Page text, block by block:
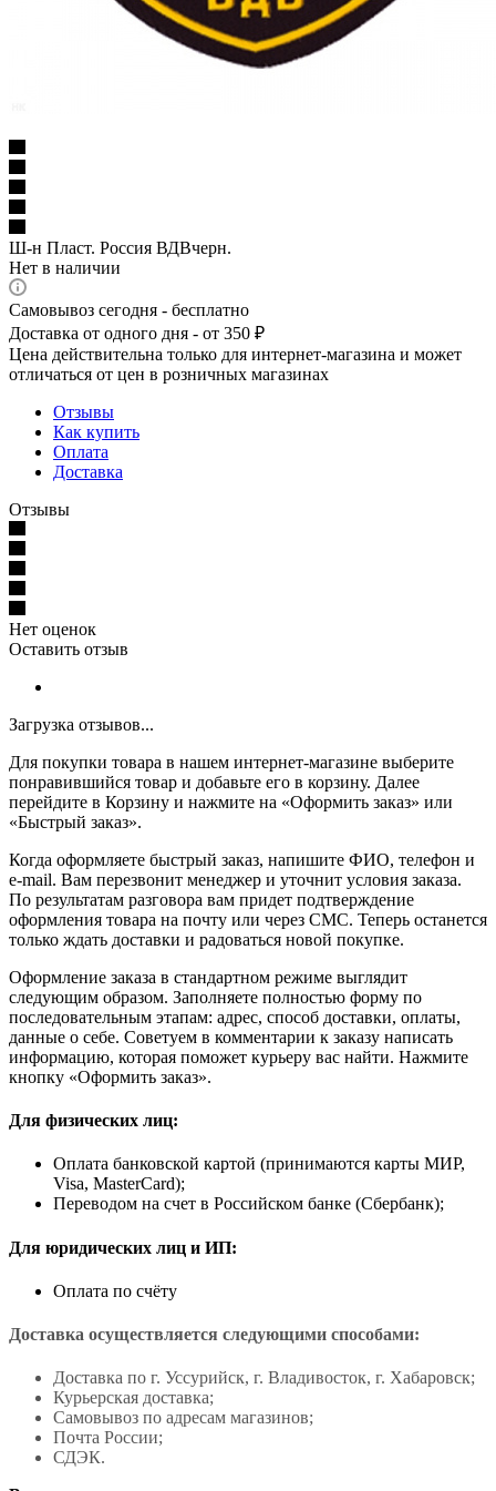
Ш-н Пласт. Россия ВДВчерн.
Нет в наличии
Самовывоз сегодня - бесплатно
Доставка от одного дня - от 350 ₽
Цена действительна только для интернет-магазина и может
отличаться от цен в розничных магазинах
Отзывы
Как купить
Оплата
Доставка
Отзывы
Нет оценок
Оставить отзыв
Загрузка отзывов...
Для покупки товара в нашем интернет-магазине выберите
понравившийся товар и добавьте его в корзину. Далее
перейдите в Корзину и нажмите на «Оформить заказ» или
«Быстрый заказ».
Когда оформляете быстрый заказ, напишите ФИО, телефон и
e-mail. Вам перезвонит менеджер и уточнит условия заказа.
По результатам разговора вам придет подтверждение
оформления товара на почту или через СМС. Теперь останется
только ждать доставки и радоваться новой покупке.
Оформление заказа в стандартном режиме выглядит
следующим образом. Заполняете полностью форму по
последовательным этапам: адрес, способ доставки, оплаты,
данные о себе. Советуем в комментарии к заказу написать
информацию, которая поможет курьеру вас найти. Нажмите
кнопку «Оформить заказ».
Для физических лиц:
Оплата банковской картой (принимаются карты МИР,
Visa, MasterCard);
Переводом на счет в Российском банке (Сбербанк);
Для юридических лиц и ИП:
Оплата по счёту
Доставка осуществляется следующими способами:
Доставка по г. Уссурийск, г. Владивосток, г. Хабаровск;
Курьерская доставка;
Самовывоз по адресам магазинов;
Почта России;
СДЭК.